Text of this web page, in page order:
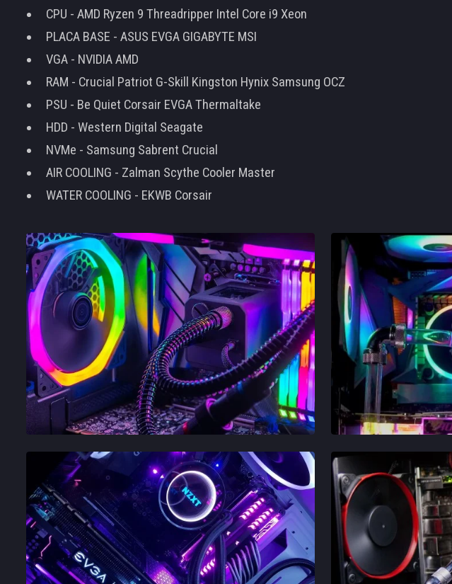
CPU - AMD Ryzen 9 Threadripper Intel Core i9 Xeon
PLACA BASE - ASUS EVGA GIGABYTE MSI
VGA - NVIDIA AMD
RAM - Crucial Patriot G-Skill Kingston Hynix Samsung OCZ
PSU - Be Quiet Corsair EVGA Thermaltake
HDD - Western Digital Seagate
NVMe - Samsung Sabrent Crucial
AIR COOLING - Zalman Scythe Cooler Master
WATER COOLING - EKWB Corsair